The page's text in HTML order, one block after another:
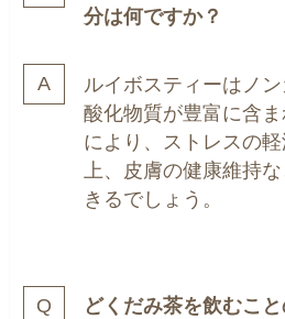
分は何ですか？
ルイボスティーはノ
酸化物質が豊富に含
により、ストレスの
上、皮膚の健康維持
きるでしょう。
どくだみ茶を飲むこ